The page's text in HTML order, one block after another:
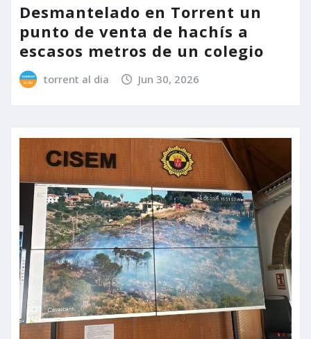
Desmantelado en Torrent un
punto de venta de hachís a
escasos metros de un colegio
torrent al dia Jun 30, 2026